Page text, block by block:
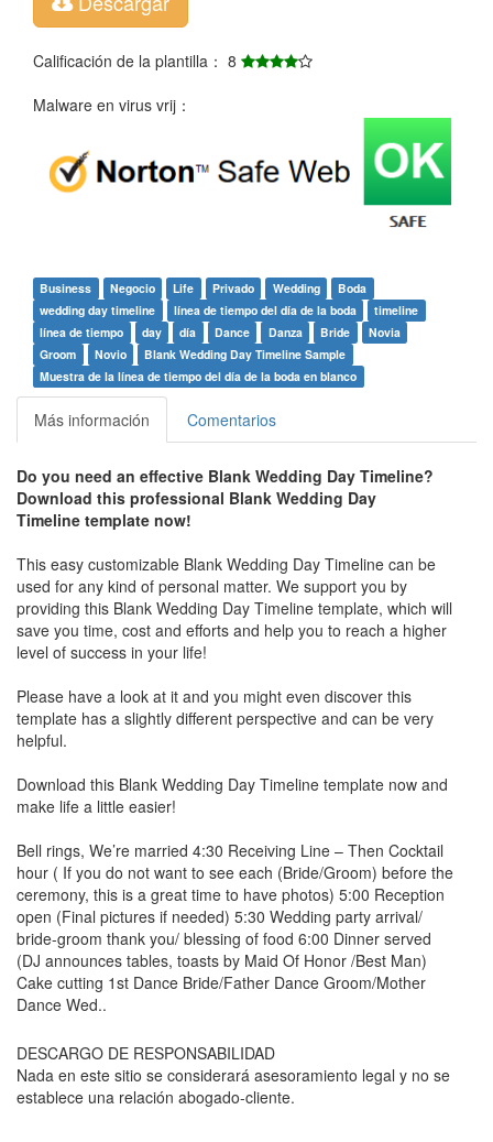
Calificación de la plantilla： 8
Malware en virus vrij：
Business Negocio Life Privado Wedding
Boda
wedding day timeline
línea de tiempo del día de la boda
timeline
línea de tiempo
day día Dance Danza Bride
Novia
Groom
Novio
Blank Wedding Day Timeline Sample
Muestra de la línea de tiempo del día de la boda en blanco
Más información Comentarios
Do you need an effective Blank Wedding Day Timeline?
Download this professional Blank Wedding Day
Timeline template now!
This easy customizable Blank Wedding Day Timeline can be
used for any kind of personal matter. We support you by
providing this Blank Wedding Day Timeline template, which will
save you time, cost and efforts and help you to reach a higher
level of success in your life!
Please have a look at it and you might even discover this
template has a slightly different perspective and can be very
helpful.
Download this Blank Wedding Day Timeline template now and
make life a little easier!
Bell rings, We’re married 4:30 Receiving Line – Then Cocktail
hour ( If you do not want to see each (Bride/Groom) before the
ceremony, this is a great time to have photos) 5:00 Reception
open (Final pictures if needed) 5:30 Wedding party arrival/
bride-groom thank you/ blessing of food 6:00 Dinner served
(DJ announces tables, toasts by Maid Of Honor /Best Man)
Cake cutting 1st Dance Bride/Father Dance Groom/Mother
Dance Wed..
DESCARGO DE RESPONSABILIDAD
Nada en este sitio se considerará asesoramiento legal y no se
establece una relación abogado-cliente.